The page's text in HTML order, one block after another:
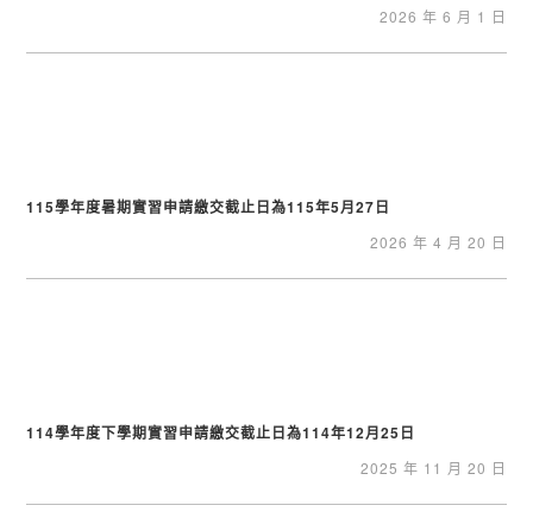
2026 年 6 月 1 日
115學年度暑期實習申請繳交截止日為115年5月27日
2026 年 4 月 20 日
114學年度下學期實習申請繳交截止日為114年12月25日
2025 年 11 月 20 日